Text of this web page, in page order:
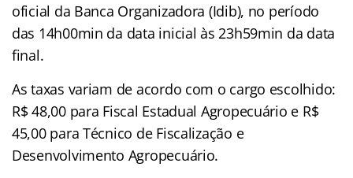
oficial da Banca Organizadora (Idib), no período
das 14h00min da data inicial às 23h59min da data
final.
As taxas variam de acordo com o cargo escolhido:
R$ 48,00 para Fiscal Estadual Agropecuário e R$
45,00 para Técnico de Fiscalização e
Desenvolvimento Agropecuário.